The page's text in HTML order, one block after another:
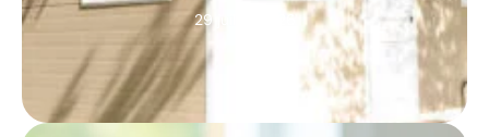
29 juillet 2026